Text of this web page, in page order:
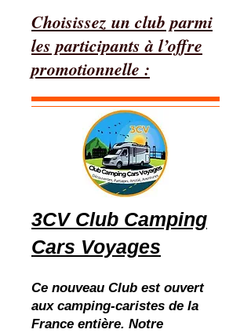
Choisissez un club parmi
les participants à l’offre
promotionnelle :
3CV Club Camping
Cars Voyages
Ce nouveau Club est ouvert
aux camping-caristes de la
France entière. Notre